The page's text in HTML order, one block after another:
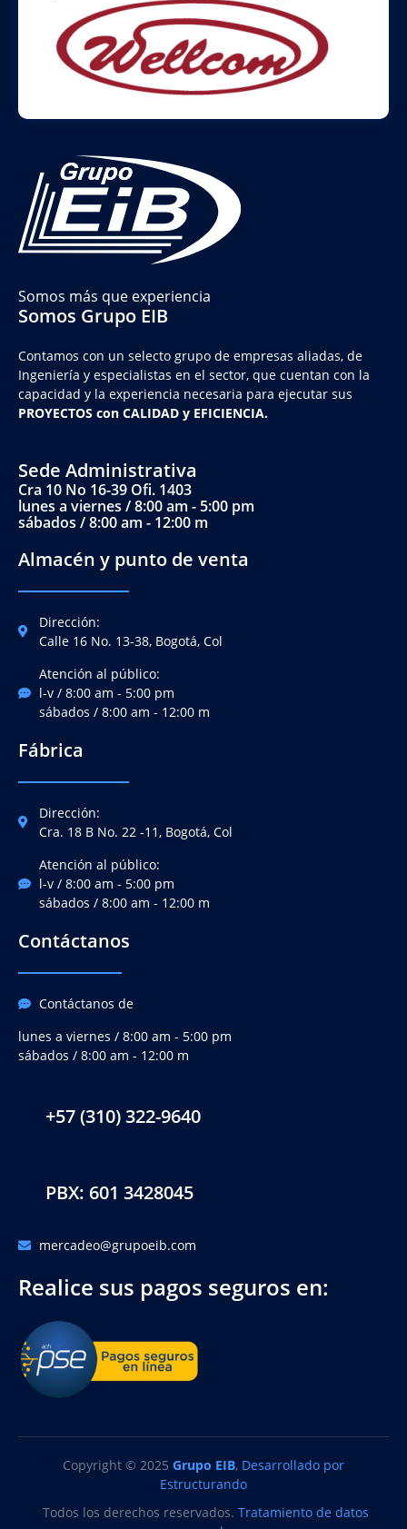
Somos más que experiencia
Somos Grupo EIB
Contamos con un selecto grupo de empresas aliadas, de
Ingeniería y especialistas en el sector, que cuentan con la
capacidad y la experiencia necesaria para ejecutar sus
PROYECTOS con CALIDAD y EFICIENCIA.
Sede Administrativa
Cra 10 No 16-39 Ofi. 1403
lunes a viernes / 8:00 am - 5:00 pm
sábados / 8:00 am - 12:00 m
Almacén y punto de venta
Dirección:
Calle 16 No. 13-38, Bogotá, Col
Atención al público:
l-v / 8:00 am - 5:00 pm
sábados / 8:00 am - 12:00 m
Fábrica
Dirección:
Cra. 18 B No. 22 -11, Bogotá, Col
Atención al público:
l-v / 8:00 am - 5:00 pm
sábados / 8:00 am - 12:00 m
Contáctanos
Contáctanos de
lunes a viernes / 8:00 am - 5:00 pm
sábados / 8:00 am - 12:00 m
+57 (310) 322-9640
PBX: 601 3428045
mercadeo@grupoeib.com
Realice sus pagos seguros en:
Copyright © 2025 Grupo EIB, Desarrollado por
Estructurando
Todos los derechos reservados. Tratamiento de datos